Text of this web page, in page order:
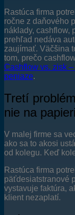
Rastúca firma
ročne z daňového
náklady, cashflow,
prehľad nedáva
zaujímať. Väčšina
tom, prečo
Cashflow vs. zisk
peniaze.
Tretí
nie na papieri
V malej firme sa
ako sa to akosi
od kolegu. Keď
Rastúca firma
päťdesiatstranové
vystavuje faktúra,
klient nezaplatí.